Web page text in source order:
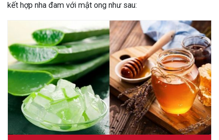
kết hợp nha đam với mật ong như sau: